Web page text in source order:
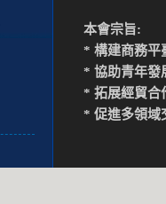
本會宗旨:
* 構建商務平
* 協助青年發
* 拓展經貿合
* 促進多領域